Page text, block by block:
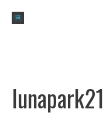
Inhalt
lunapark21